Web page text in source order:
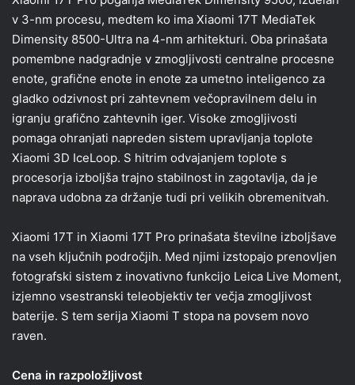
v 3-nm procesu, medtem ko ima Xiaomi 17T MediaTek
Dimensity 8500-Ultra na 4-nm arhitekturi. Oba prinašata
pomembne nadgradnje v zmogljivosti centralne procesne
enote, grafične enote in enote za umetno inteligenco za
gladko odzivnost pri zahtevnem večopravilnem delu in
igranju grafično zahtevnih iger. Visoke zmogljivosti
pomaga ohranjati napreden sistem upravljanja toplote
Xiaomi 3D IceLoop. S hitrim odvajanjem toplote s
procesorja izboljša trajno stabilnost in zagotavlja, da je
naprava udobna za držanje tudi pri velikih obremenitvah.
Xiaomi 17T in Xiaomi 17T Pro prinašata številne izboljšave
na vseh ključnih področjih. Med njimi izstopajo prenovljen
fotografski sistem z inovativno funkcijo Leica Live Moment,
izjemno vsestranski teleobjektiv ter večja zmogljivost
baterije. S tem serija Xiaomi T stopa na povsem novo
raven.
Cena in razpoložljivost